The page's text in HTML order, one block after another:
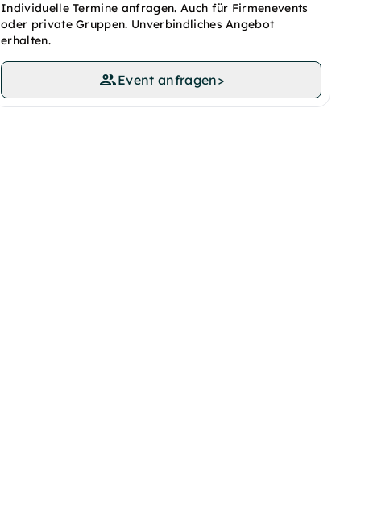
Individuelle Termine anfragen. Auch für Firmenevents
oder private Gruppen. Unverbindliches Angebot
erhalten.
Event anfragen>